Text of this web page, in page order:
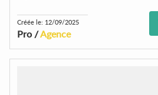
Créée le: 12/09/2025
Pro /Agence